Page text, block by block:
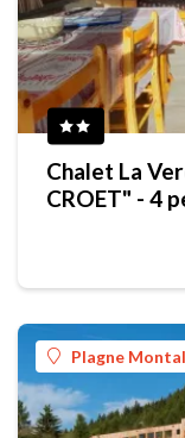
Chalet La
CROET" - 4
Plagne